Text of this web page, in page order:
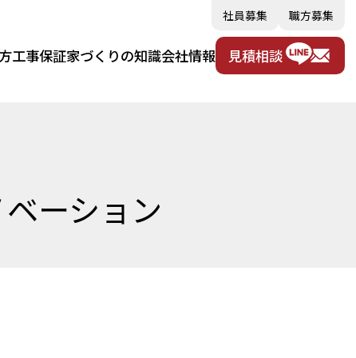
社員募集 職方募集
工事保証家づくりの知識会社情報 見積相談
ーション